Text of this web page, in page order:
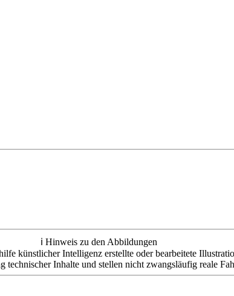
ℹ️ Hinweis zu den Abbildungen
künstlicher Intelligenz erstellte oder bearbeitete
technischer Inhalte und stellen nicht zwangsläufig reale